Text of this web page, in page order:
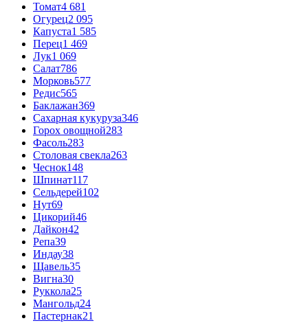
Томат4 681
Огурец2 095
Капуста1 585
Перец1 469
Лук1 069
Салат786
Морковь577
Редис565
Баклажан369
Сахарная кукуруза346
Горох овощной283
Фасоль283
Столовая свекла263
Чеснок148
Шпинат117
Сельдерей102
Нут69
Цикорий46
Дайкон42
Репа39
Индау38
Щавель35
Вигна30
Руккола25
Мангольд24
Пастернак21